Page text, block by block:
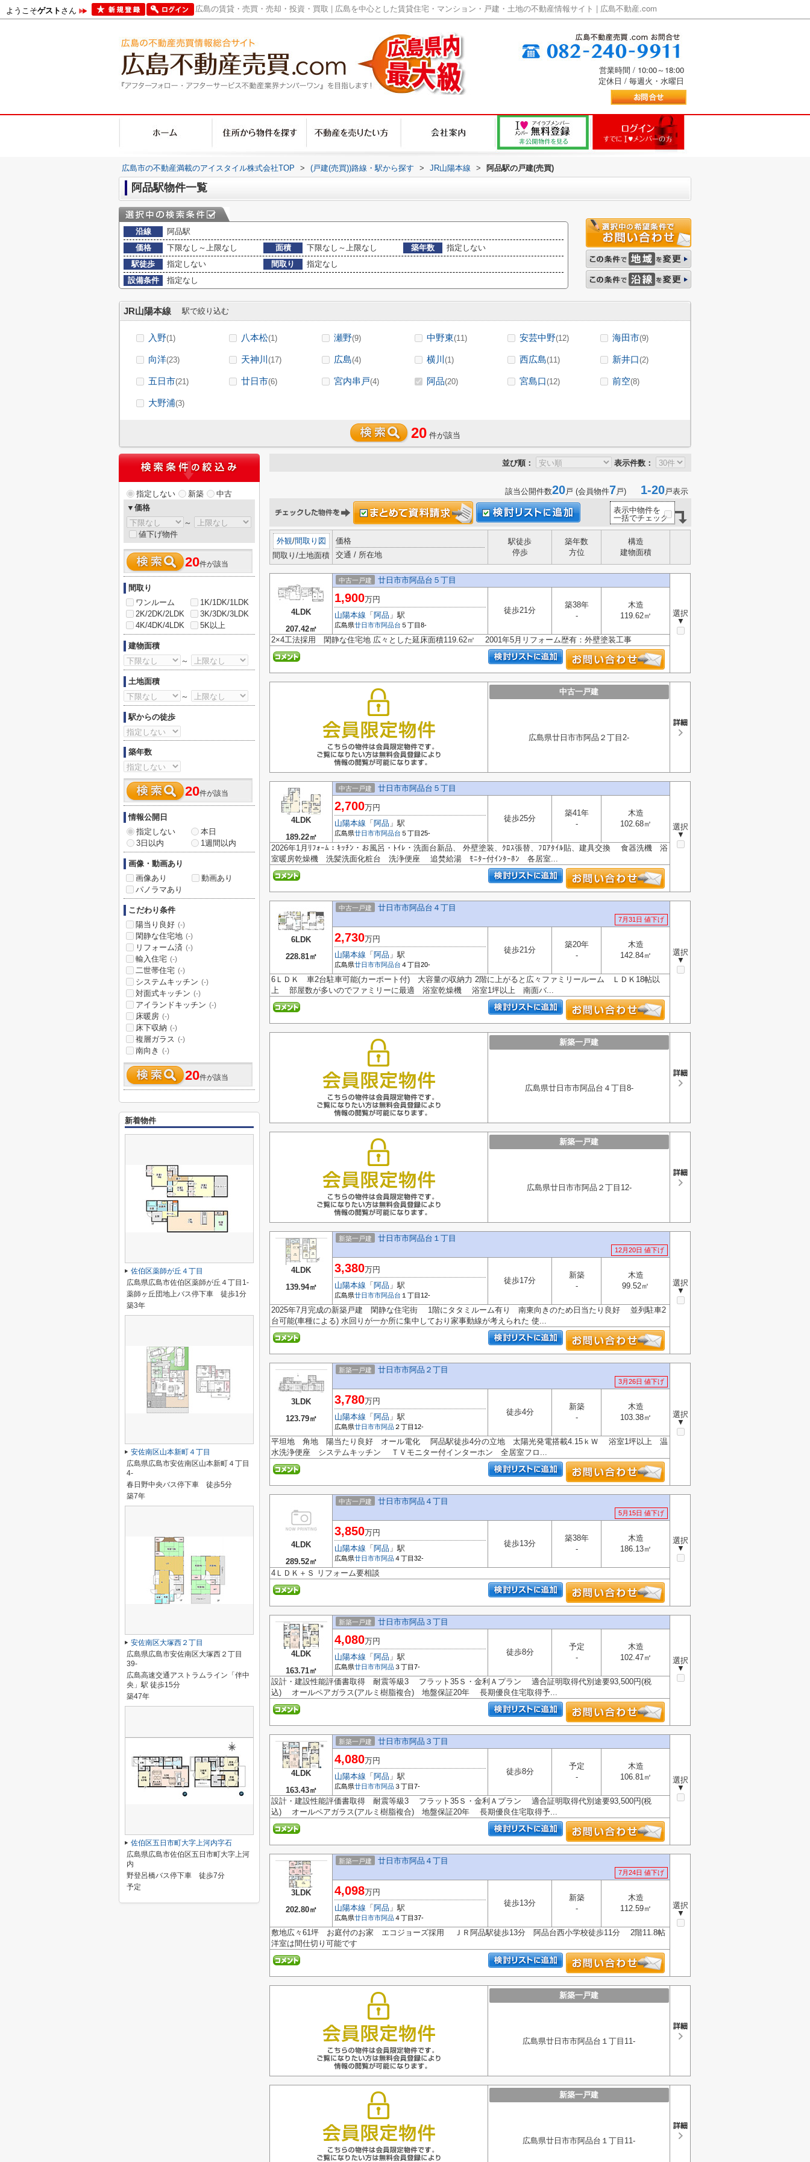
ようこそゲストさん 広島の賃貸・売買・売却・投資・買取 | 広島を中心とした賃貸住宅・マンション・戸建・土地の不動産情報サイト | 広島不動産.com
営業時間 / 10:00～18:00
定休日 / 毎週火・水曜日
広島市の不動産満載のアイスタイル株式会社TOP > (戸建(売買))路線・駅から探す > JR山陽本線 > 阿品駅の戸建(売買)
阿品駅物件一覧
沿線
阿品駅
価格
下限なし～上限なし 面積 下限なし～上限なし 築年数
指定しない
駅徒歩
指定しない 間取り
指定なし
設備条件
指定なし
JR山陽本線 駅で絞り込む
入野(1) 八本松(1) 瀬野(9) 中野東(11) 安芸中野(12) 海田市(9)
向洋(23) 天神川 (17) 広島(4) 横川 (1) 西広島(11) 新井口(2)
五日市(21) 廿日市(6) 宮内串戸(4) 阿品(20) 宮島口(12) 前空(8)
大野浦(3)
20 件が該当
並び順： 表示件数：
該当公開件数20戸 (会員物件7戸) 1-20戸表示
表示中物件を
一括でチェック
外観/間取り図
間取り/土地面積
価格
交通 / 所在地
駅徒歩
停歩
築年数
方位
構造
建物面積
4LDK
207.42㎡
中古一戸建 廿日市市阿品台５丁目
選択
▼
1,900万円
山陽本線 「 阿品 」駅
広島県廿日市市阿品台 ５丁目8-
徒歩21分
築38年
-
木造
119.62㎡
2×4工法採用 閑静な住宅地 広々とした延床面積119.62㎡ 2001年5月リフォーム歴有：外壁塗装工事
中古一戸建
広島県廿日市市阿品２丁目2-
4LDK
189.22㎡
中古一戸建 廿日市市阿品台５丁目
選択
▼
2,700万円
山陽本線 「 阿品 」駅
広島県廿日市市阿品台 ５丁目25-
徒歩25分
築41年
-
木造
102.68㎡
2026年1月ﾘﾌｫｰﾑ：ｷｯﾁﾝ・お風呂・ﾄｲﾚ・洗面台新品、 外壁塗装、ｸﾛｽ張替、ﾌﾛｱﾀｲﾙ貼、建具交換 食器洗機 浴
室暖房乾燥機 洗髪洗面化粧台 洗浄便座 追焚給湯 ﾓﾆﾀｰ付ｲﾝﾀｰﾎﾝ 各居室...
6LDK
228.81㎡
中古一戸建 廿日市市阿品台４丁目
7月31日 値下げ
選択
▼
2,730万円
山陽本線 「 阿品 」駅
広島県廿日市市阿品台 ４丁目20-
徒歩21分
築20年
-
木造
142.84㎡
6ＬＤＫ 車2台駐車可能(カーポート付) 大容量の収納力 2階に上がると広々ファミリールーム ＬＤＫ18帖以
上 部屋数が多いのでファミリーに最適 浴室乾燥機 浴室1坪以上 南面バ...
新築一戸建
広島県廿日市市阿品台４丁目8-
新築一戸建
広島県廿日市市阿品２丁目12-
4LDK
139.94㎡
新築一戸建 廿日市市阿品台１丁目
12月20日 値下げ
選択
▼
3,380万円
山陽本線 「 阿品 」駅
広島県廿日市市阿品台 １丁目12-
徒歩17分
新築
-
木造
99.52㎡
2025年7月完成の新築戸建 閑静な住宅街 1階にタタミルーム有り 南東向きのため日当たり良好 並列駐車2
台可能(車種による) 水回りが一か所に集中しており家事動線が考えられた 使...
3LDK
123.79㎡
新築一戸建 廿日市市阿品２丁目
3月26日 値下げ
選択
▼
3,780万円
山陽本線 「 阿品 」駅
広島県廿日市市阿品 ２丁目12-
徒歩4分
新築
-
木造
103.38㎡
平坦地 角地 陽当たり良好 オール電化 阿品駅徒歩4分の立地 太陽光発電搭載4.15ｋＷ 浴室1坪以上 温
水洗浄便座 システムキッチン ＴＶモニター付インターホン 全居室フロ...
4LDK
289.52㎡
中古一戸建 廿日市市阿品４丁目
5月15日 値下げ
選択
▼
3,850万円
山陽本線 「 阿品 」駅
広島県廿日市市阿品４丁目32-
徒歩13分
築38年
-
木造
186.13㎡
4ＬＤＫ＋Ｓ リフォーム要相談
4LDK
163.71㎡
新築一戸建 廿日市市阿品３丁目
選択
▼
4,080万円
山陽本線 「 阿品 」駅
広島県廿日市市阿品３丁目7-
徒歩8分
予定
-
木造
102.47㎡
設計・建設性能評価書取得 耐震等級3 フラット35Ｓ・金利Ａプラン 適合証明取得代別途要93,500円(税
込) オールペアガラス(アルミ樹脂複合) 地盤保証20年 長期優良住宅取得予...
4LDK
163.43㎡
新築一戸建 廿日市市阿品３丁目
選択
▼
4,080万円
山陽本線 「 阿品 」駅
広島県廿日市市阿品３丁目7-
徒歩8分
予定
-
木造
106.81㎡
設計・建設性能評価書取得 耐震等級3 フラット35Ｓ・金利Ａプラン 適合証明取得代別途要93,500円(税
込) オールペアガラス(アルミ樹脂複合) 地盤保証20年 長期優良住宅取得予...
3LDK
202.80㎡
新築一戸建 廿日市市阿品４丁目
7月24日 値下げ
選択
▼
4,098万円
山陽本線 「 阿品 」駅
広島県廿日市市阿品４丁目37-
徒歩13分
新築
-
木造
112.59㎡
敷地広々61坪 お庭付のお家 エコジョーズ採用 ＪＲ阿品駅徒歩13分 阿品台西小学校徒歩11分 2階11.8帖
洋室は間仕切り可能です
新築一戸建
広島県廿日市市阿品台１丁目11-
新築一戸建
広島県廿日市市阿品台１丁目11-
指定しない 新築
中古
▼価格
～
値下げ物件
20件が該当
間取り
ワンルーム
1K/1DK/1LDK
2K/2DK/2LDK
3K/3DK/3LDK
4K/4DK/4LDK
5K以上
建物面積
～
土地面積
～
駅からの徒歩
築年数
20件が該当
情報公開日
指定しない
本日
3日以内
1週間以内
画像・動画あり
画像あり
動画あり
パノラマあり
こだわり条件
陽当り良好 (-)
閑静な住宅地 (-)
リフォーム済 (-)
輸入住宅 (-)
二世帯住宅 (-)
システムキッチン (-)
対面式キッチン (-)
アイランドキッチン (-)
床暖房 (-)
床下収納 (-)
複層ガラス (-)
南向き (-)
20件が該当
新着物件
佐伯区薬師が丘４丁目
広島県広島市佐伯区薬師が丘４丁目1-
薬師ヶ丘団地上バス停下車 徒歩1分
築3年
安佐南区山本新町４丁目
広島県広島市安佐南区山本新町４丁目
4-
春日野中央バス停下車 徒歩5分
築7年
安佐南区大塚西２丁目
広島県広島市安佐南区大塚西２丁目
39-
広島高速交通アストラムライン「伴中
央」駅 徒歩15分
築47年
佐伯区五日市町大字上河内字石
広島県広島市佐伯区五日市町大字上河
内
野登呂橋バス停下車 徒歩7分
予定